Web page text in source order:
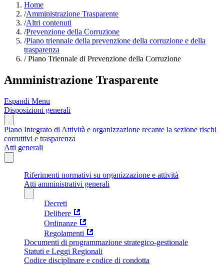
Home
/Amministrazione Trasparente
/Altri contenuti
/Prevenzione della Corruzione
/Piano triennale della prevenzione della corruzione e della
trasparenza
/Piano Triennale di Prevenzione della Corruzione
Amministrazione Trasparente
Espandi Menu
Disposizioni generali
Piano Integrato di Attività e organizzazione recante la sezione rischi
corruttivi e trasparenza
Atti generali
Riferimenti normativi su organizzazione e attività
Atti amministrativi generali
Decreti
Delibere
Ordinanze
Regolamenti
Documenti di programmazione strategico-gestionale
Statuti e Leggi Regionali
Codice disciplinare e codice di condotta